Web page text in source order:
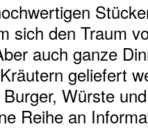
sich den Traum
auch ganze
geliefert
Würste
Reihe an